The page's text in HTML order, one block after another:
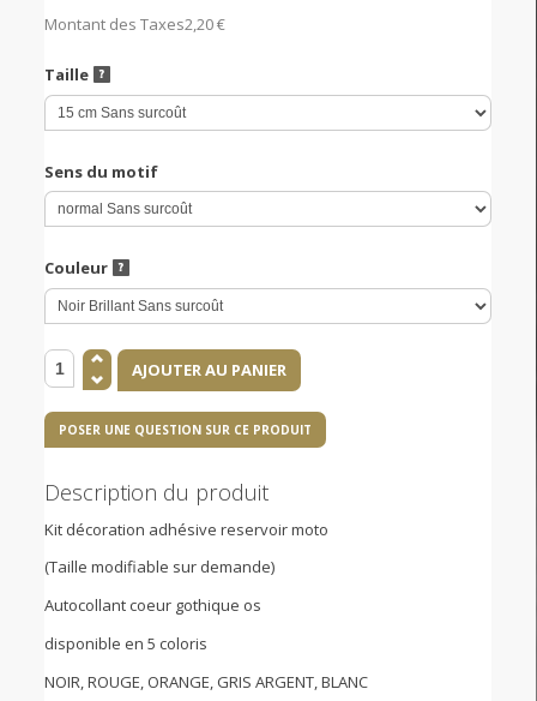
Montant des Taxes2,20 €
Taille
Sens du motif
Couleur
POSER UNE QUESTION SUR CE PRODUIT
Description du produit
Kit décoration adhésive reservoir moto
(Taille modifiable sur demande)
Autocollant coeur gothique os
disponible en 5 coloris
NOIR, ROUGE, ORANGE, GRIS ARGENT, BLANC